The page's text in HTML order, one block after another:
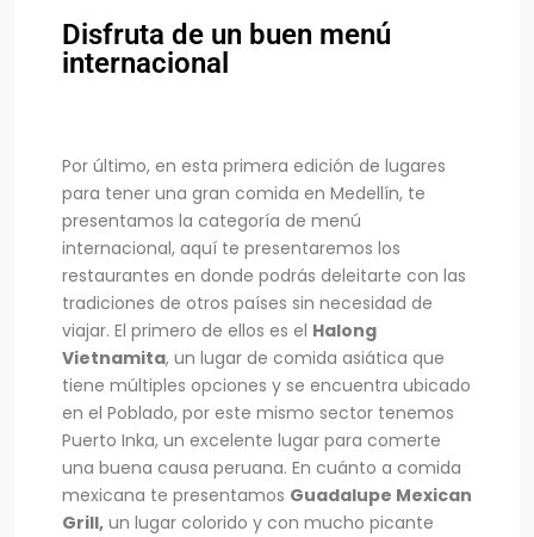
Disfruta de un buen menú
internacional
Por último, en esta primera edición de lugares
para tener una gran comida en Medellín, te
presentamos la categoría de menú
internacional, aquí te presentaremos los
restaurantes en donde podrás deleitarte con las
tradiciones de otros países sin necesidad de
viajar. El primero de ellos es el Halong
Vietnamita, un lugar de comida asiática que
tiene múltiples opciones y se encuentra ubicado
en el Poblado, por este mismo sector tenemos
Puerto Inka, un excelente lugar para comerte
una buena causa peruana. En cuánto a comida
mexicana te presentamos Guadalupe Mexican
Grill, un lugar colorido y con mucho picante